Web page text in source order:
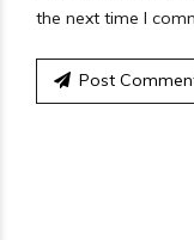
the next time I
Post